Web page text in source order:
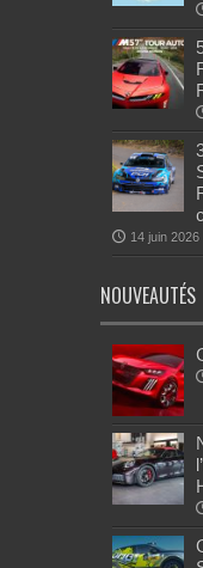
14 juin 2026
NOUVEAUTÉS